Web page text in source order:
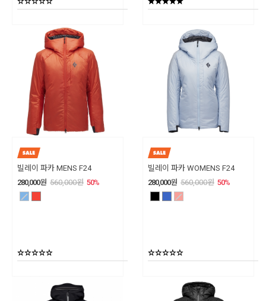
빌레이 파카 MENS F24
280,000원 560,000원 50%
빌레이 파카 WOMENS F24
280,000원 560,000원 50%